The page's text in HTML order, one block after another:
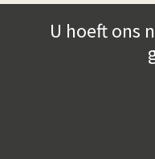
U hoeft ons